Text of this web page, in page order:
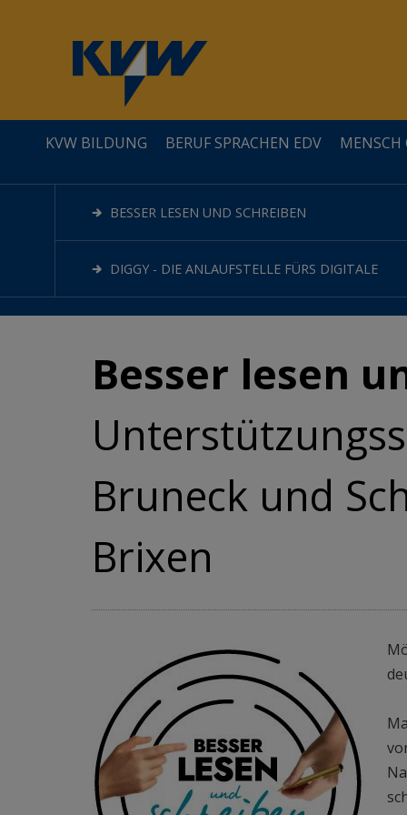
KVW BILDUNG BERUF SPRACHEN EDV MENSCH
ÜBER UNS
QUALITÄT / ZERTIFIZIERUNGEN
LEHRGÄNGE
SPRACHEN
GESELLSCHAFT
FAMILIE&ERZIEHUNG
GESUNDHEIT
KREATIVITÄT
BESSER LESEN UND SCHREIBEN
DIGGY - DIE ANLAUFSTELLE FÜRS DIGITALE
Besser lesen
Bruneck und
Brixen